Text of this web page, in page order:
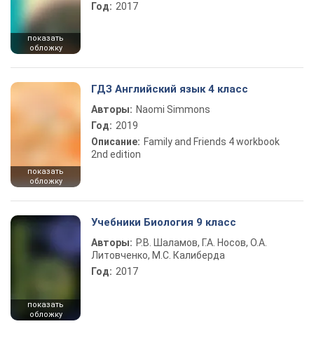
показать
обложку
Год: 2017
показать
обложку
ГДЗ Английский язык 4 класс
Авторы: Naomi Simmons
Год: 2019
Описание: Family and Friends 4 workbook
2nd edition
показать
обложку
Учебники Биология 9 класс
Авторы: Р.В. Шаламов, Г.А. Носов, О.А.
Литовченко, М.С. Калиберда
Год: 2017